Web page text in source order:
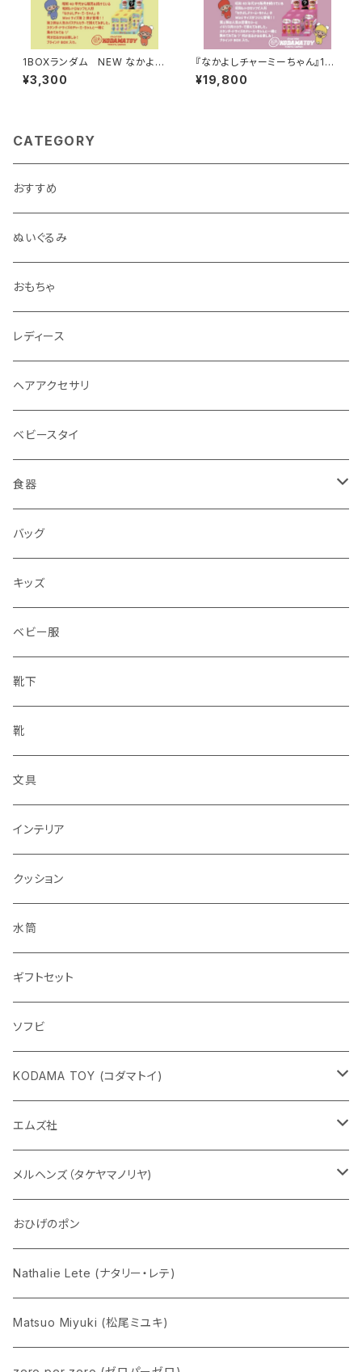
1BOXランダム NEW なかよし
チャーミーちゃんMini第2弾
¥3,300
『なかよしチャーミーちゃん』15c
mのMiniブラインドBOX ６個
入りセット
¥19,800
CATEGORY
おすすめ
ぬいぐるみ
おもちゃ
レディース
ヘアアクセサリ
ベビースタイ
食器
水筒
水筒
バッグ
キッズ
ベビー服
靴下
靴
文具
インテリア
クッション
水筒
ギフトセット
ソフビ
KODAMA TOY (コダマトイ)
チャーミーちゃん
五型動物
Eddie パンダ
エムズ社
デコちゃん
クマちゃん
メルヘンズ（タケヤマノリヤ)
ケロペチーノ
おひげのポン
Nathalie Lete (ナタリー・レテ)
Matsuo Miyuki (松尾ミユキ)